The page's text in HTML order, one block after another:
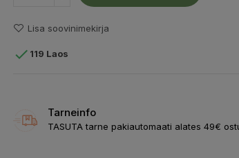
Lisa soovinimekirja
 119 Laos
Tarneinfo
TASUTA tarne pakiautomaati alates 49€